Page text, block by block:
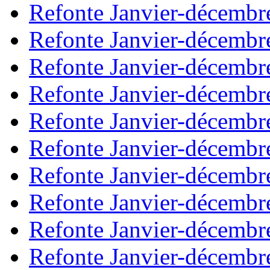
Refonte Janvier-
Refonte Janvier-
Refonte Janvier-
Refonte Janvier-
Refonte Janvier-
Refonte Janvier-
Refonte Janvier-
Refonte Janvier-
Refonte Janvier-
Refonte Janvier-